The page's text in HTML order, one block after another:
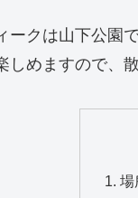
ークは山下公園
しめますので、
場